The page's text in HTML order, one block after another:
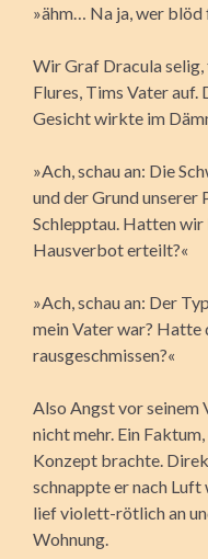
»ähm… Na ja, wer
Wir Graf Dracula selig,
Flures, Tims Vater
Gesicht wirkte im
»Ach, schau an: Die
und der Grund unserer
Schlepptau. Hatten
Hausverbot erteilt?«
»Ach, schau an: Der
mein Vater war? Hatte
rausgeschmissen?«
Also Angst vor
nicht mehr. Ein
Konzept brachte.
schnappte er nach Luft
lief violett-rötlich an
Wohnung.